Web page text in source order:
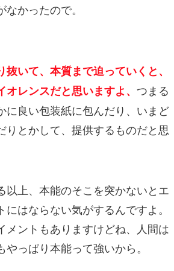
かったので。
いて、本質まで迫っていくと、
レンスだと思いますよ、 つまる
に良い包装紙に包んだり、いまど
りとかして、提供するものだと思
上、本能のそこを突かないとエ
はならない気がするんですよ。
メントもありますけどね、人間は
っぱり本能って強いから。